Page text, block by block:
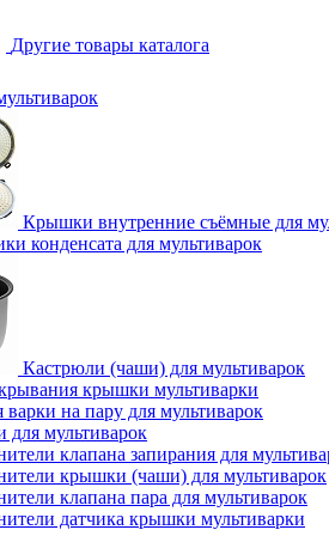
Другие товары каталога
Крышки внутренние съёмные для
конденсата для мультиварок
Кастрюли (чаши) для мультиварок
крышки мультиварки
на пару для мультиварок
для мультиварок
клапана запирания для
крышки (чаши) для мультиварок
клапана пара для мультиварок
датчика крышки мультиварки